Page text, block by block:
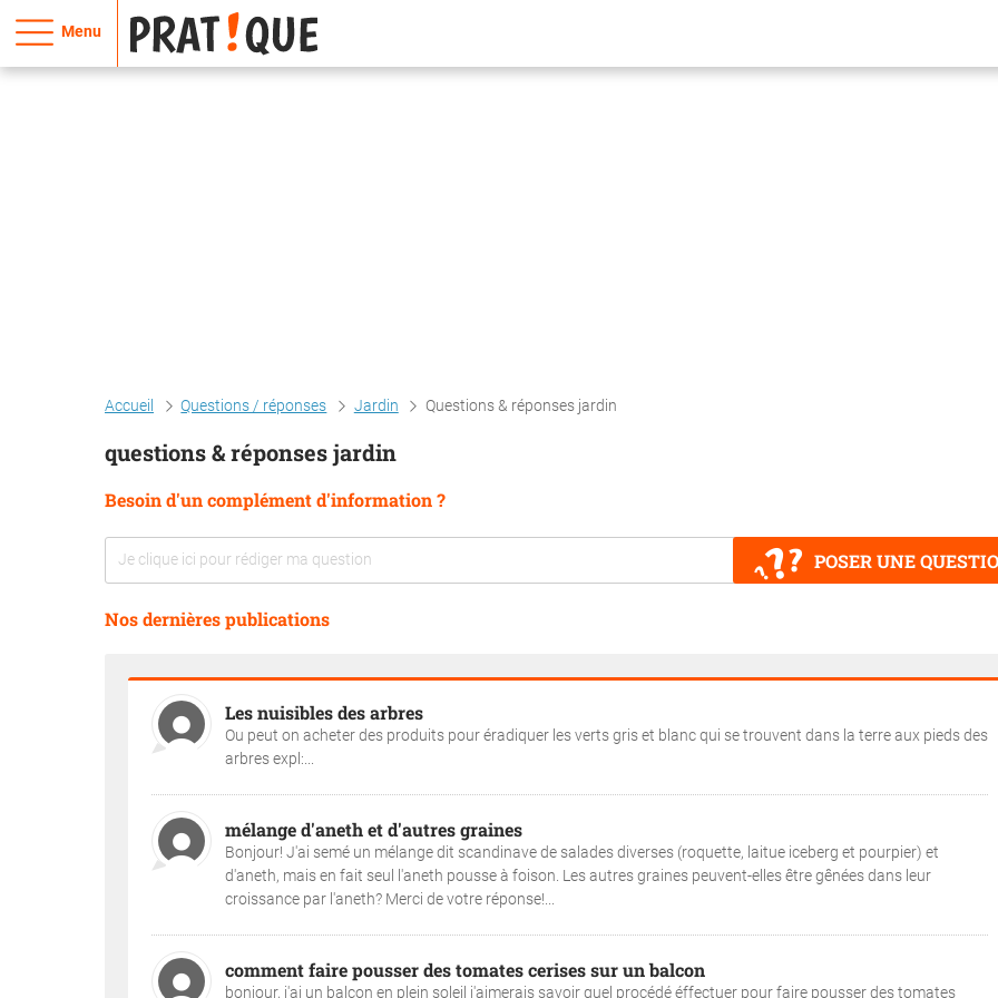
Menu
Accueil Questions / réponses Jardin Questions & réponses jardin
questions & réponses jardin
Besoin d'un complément d'information ?
POSER UNE
Nos dernières publications
Les nuisibles des arbres
Ou peut on acheter des produits pour éradiquer les verts gris et blanc qui se trouvent dans la terre aux pieds des
arbres expl:...
mélange d'aneth et d'autres graines
Bonjour! J'ai semé un mélange dit scandinave de salades diverses (roquette, laitue iceberg et pourpier) et
d'aneth, mais en fait seul l'aneth pousse à foison. Les autres graines peuvent-elles être gênées dans leur
croissance par l'aneth? Merci de votre réponse!...
comment faire pousser des tomates cerises sur un balcon
bonjour, j'ai un balcon en plein soleil j'aimerais savoir quel procédé éffectuer pour faire pousser des tomates